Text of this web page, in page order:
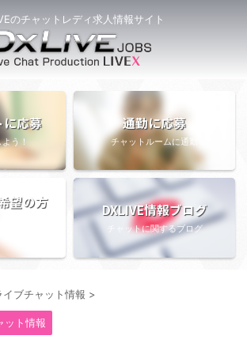
のチャットレディ求人情報サイト
に応募
う！
通勤に応募
チャットルームに通勤
望の方
い情報
DXLIVE情報ブログ
チャットに関するブログ
ブチャット情報 >
ット情報